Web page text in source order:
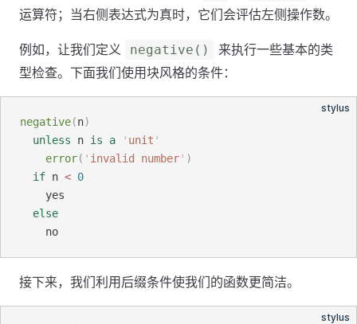
运算符；当右侧表达式为真时，它们会评估左侧操作数。
例如，让我们定义 negative()
来执行一些基本的类
型检查。下面我们使用块风格的条件：
stylus
negative(n)
unless n is a ' unit '
error( ' invalid number' )
if n < 0
    yes
else
    no
接下来，我们利用后缀条件使我们的函数更简洁。
stylus